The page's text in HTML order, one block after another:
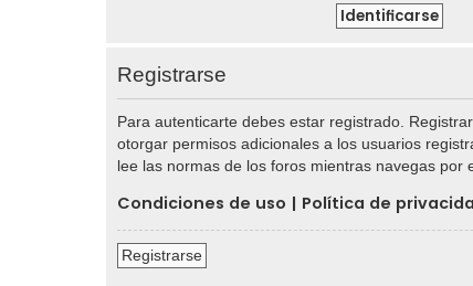
Registrarse
Para autenticarte debes estar registrado.
otorgar permisos adicionales a los usuarios
lee las normas de los foros mientras navegas por
Condiciones de uso | Política de
Registrarse